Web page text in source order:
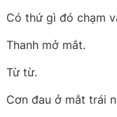
Có thứ gì đó chạm
Thanh mở mắt.
Từ từ.
Cơn đau ở mắt trái